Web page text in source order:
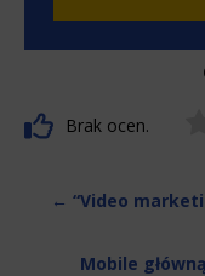
Brak ocen.
← “Video
Mobile